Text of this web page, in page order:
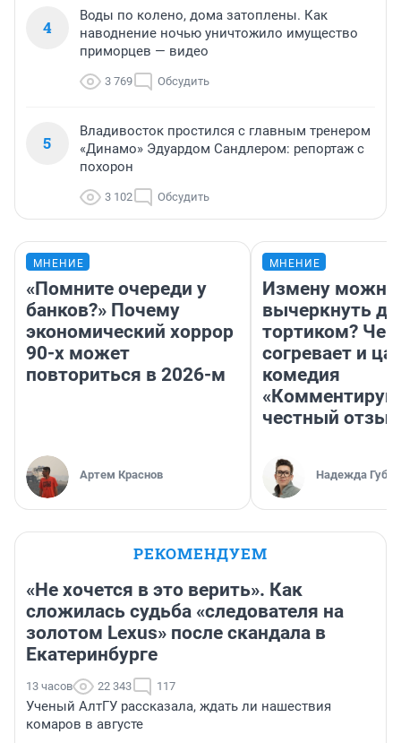
4
Воды по колено, дома затоплены. Как
наводнение ночью уничтожило имущество
приморцев — видео
3 769 Обсудить
5
Владивосток простился с главным тренером
«Динамо» Эдуардом Сандлером: репортаж с
похорон
3 102 Обсудить
МНЕНИЕ
«Помните очереди у
банков?» Почему
экономический хоррор
90-х может
повториться в 2026-м
Артем Краснов
МНЕНИЕ
Измену можно
вычеркнуть
тортиком? Чем
согревает и
комедия
«Комментируй
честный отзыв
Надежда
РЕКОМЕНДУЕМ
«Не хочется в это верить». Как
сложилась судьба «следователя на
золотом Lexus» после скандала в
Екатеринбурге
13 часов 22 343 117
Ученый АлтГУ рассказала, ждать ли нашествия
комаров в августе